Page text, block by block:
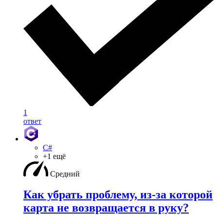
1
ответ
C#
+1 ещё
Средний
Как убрать проблему, из-за которой
карта не возвращается в руку?